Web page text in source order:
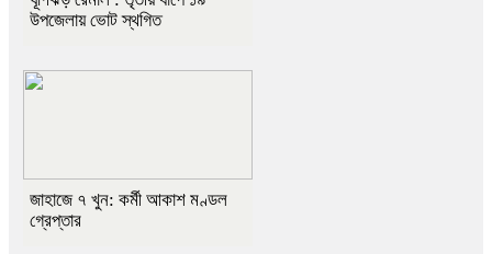
উপজেলায় ভোট স্থগিত
জাহাজে ৭ খুন: কর্মী আকাশ মণ্ডল
গ্রেপ্তার